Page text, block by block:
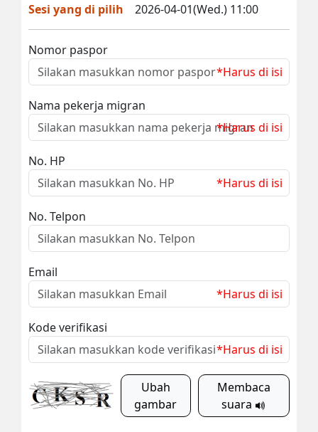
Sesi yang di pilih 2026-04-01(Wed.) 11:00
Nomor paspor
*Harus di isi
Nama pekerja migran
*Harus di isi
No. HP
*Harus di isi
No. Telpon
Email
*Harus di isi
Kode verifikasi
*Harus di isi
Ubah
gambar
Membaca
suara